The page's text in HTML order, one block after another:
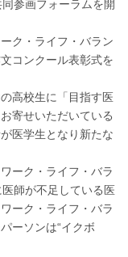
参画フォーラムを開
ク・ライフ・バラン
コンクール表彰式を
高校生に「目指す医
寄せいただいている
医学生となり新たな
ーク・ライフ・バラ
師が不足している医
ーク・ライフ・バラ
ーソンは“イクボ